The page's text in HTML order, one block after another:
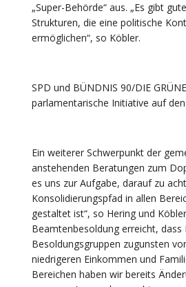
„Super-Behörde“ aus. „Es gibt
Strukturen, die eine politische
ermöglichen“, so Köbler.
SPD und BÜNDNIS 90/DIE
parlamentarische Initiative auf
Ein weiterer Schwerpunkt der
anstehenden Beratungen zum
es uns zur Aufgabe, darauf zu
Konsolidierungspfad in allen
gestaltet ist“, so Hering und
Beamtenbesoldung erreicht,
Besoldungsgruppen zugunsten
niedrigeren Einkommen und
Bereichen haben wir bereits